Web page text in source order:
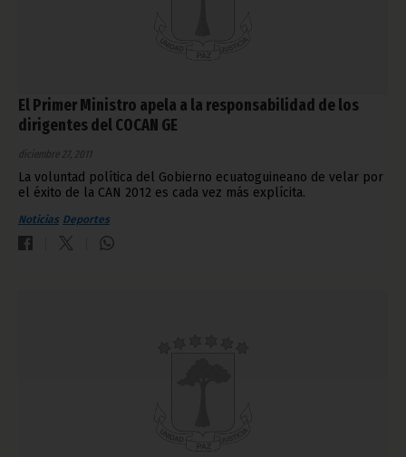
El Primer Ministro apela a la responsabilidad de los
dirigentes del COCAN GE
diciembre 27, 2011
La voluntad política del Gobierno ecuatoguineano de velar por
el éxito de la CAN 2012 es cada vez más explícita.
Noticias Deportes